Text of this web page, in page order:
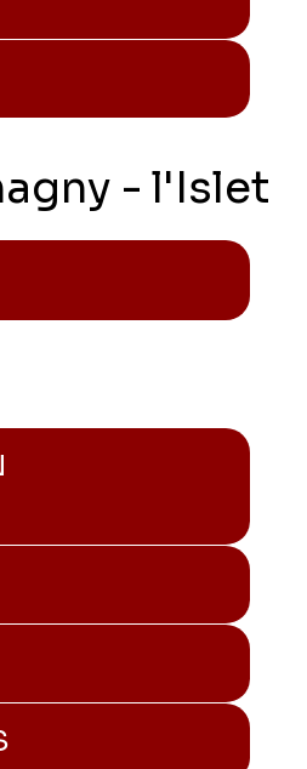
- l'Islet